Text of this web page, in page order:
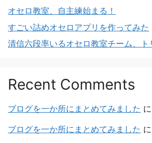
オセロ教室、自主練始まる！
すごい詰めオセロアプリを作ってみた
清信六段率いるオセロ教室チーム、ト
Recent Comments
ブログを一か所にまとめてみました に
ブログを一か所にまとめてみました に